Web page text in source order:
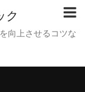
ク
向上させるコツな